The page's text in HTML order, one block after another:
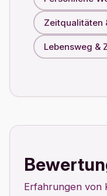
Zeitqualitäten
Lebensweg &
Erfahrungen von